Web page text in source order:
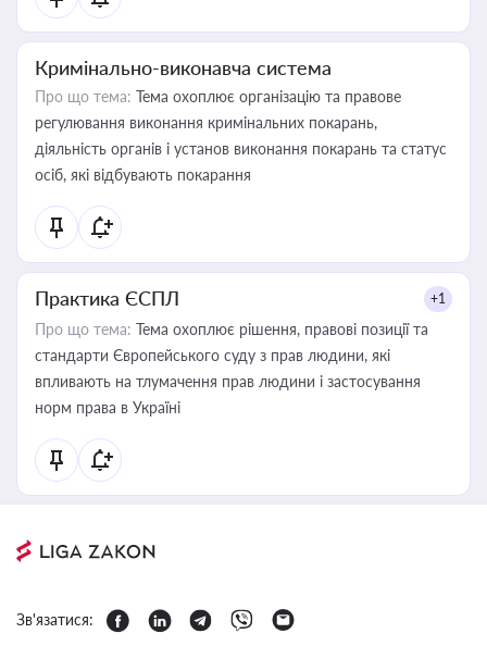
Кримінально-виконавча система
Про що тема: Тема охоплює організацію та правове
регулювання виконання кримінальних покарань,
діяльність органів і установ виконання покарань та статус
осіб, які відбувають покарання
Практика ЄСПЛ +1
Про що тема: Тема охоплює рішення, правові позиції та
стандарти Європейського суду з прав людини, які
впливають на тлумачення прав людини і застосування
норм права в Україні
Зв'язатися: